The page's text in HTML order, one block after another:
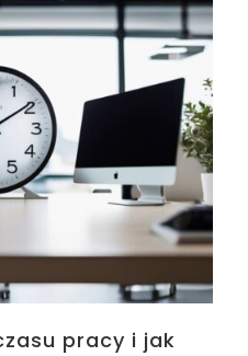
pracy i jak